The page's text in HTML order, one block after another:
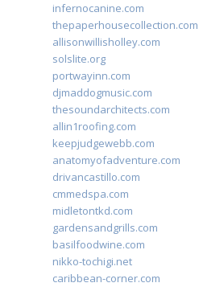
infernocanine.com
thepaperhousecollection.com
allisonwillisholley.com
solslite.org
portwayinn.com
djmaddogmusic.com
thesoundarchitects.com
allin1roofing.com
keepjudgewebb.com
anatomyofadventure.com
drivancastillo.com
cmmedspa.com
midletontkd.com
gardensandgrills.com
basilfoodwine.com
nikko-tochigi.net
caribbean-corner.com